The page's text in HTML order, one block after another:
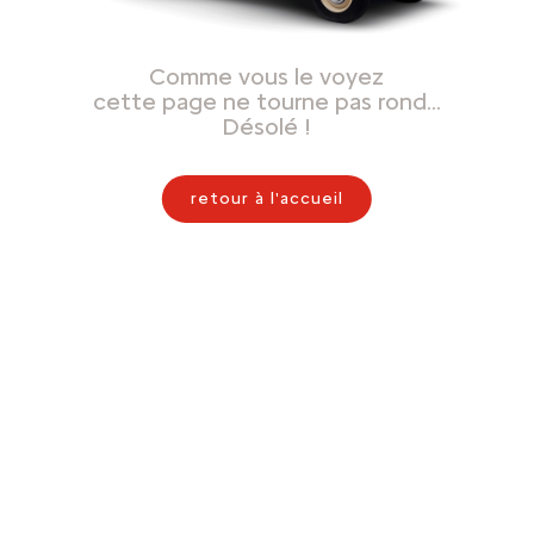
Comme vous le voyez
cette page ne tourne pas rond…
Désolé !
retour à l'accueil